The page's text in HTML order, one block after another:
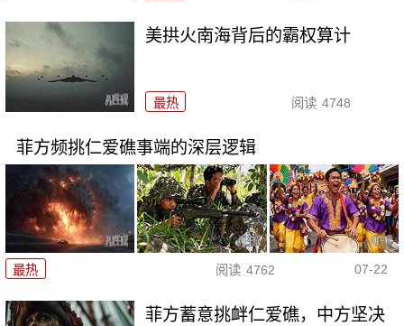
美拱火南海背后的霸权算计
最热 阅读 4748
菲方频挑仁爱礁事端的深层逻辑
最热 阅读 4762 07-22
菲方蓄意挑衅仁爱礁，中方坚决